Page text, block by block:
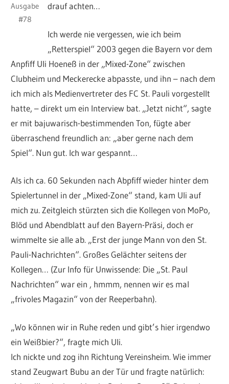
Ausgabe
#78
drauf achten…
Ich werde nie vergessen, wie ich beim
„Retterspiel“ 2003 gegen die Bayern vor dem
Anpfiff Uli Hoeneß in der „Mixed-Zone“ zwischen
Clubheim und Meckerecke abpasste, und ihn – nach dem
ich mich als Medienvertreter des FC St. Pauli vorgestellt
hatte, – direkt um ein Interview bat. „Jetzt nicht“, sagte
er mit bajuwarisch-bestimmenden Ton, fügte aber
überraschend freundlich an: „aber gerne nach dem
Spiel“. Nun gut. Ich war gespannt…
Als ich ca. 60 Sekunden nach Abpfiff wieder hinter dem
Spielertunnel in der „Mixed-Zone“ stand, kam Uli auf
mich zu. Zeitgleich stürzten sich die Kollegen von MoPo,
Blöd und Abendblatt auf den Bayern-Präsi, doch er
wimmelte sie alle ab. „Erst der junge Mann von den St.
Pauli-Nachrichten“. Großes Gelächter seitens der
Kollegen… (Zur Info für Unwissende: Die „St. Paul
Nachrichten“ war ein , hmmm, nennen wir es mal
„frivoles Magazin“ von der Reeperbahn).
„Wo können wir in Ruhe reden und gibt’s hier irgendwo
ein Weißbier?“, fragte mich Uli.
Ich nickte und zog ihn Richtung Vereinsheim. Wie immer
stand Zeugwart Bubu an der Tür und fragte natürlich: